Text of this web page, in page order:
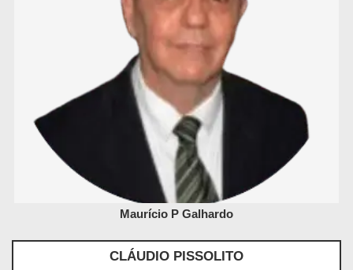
Maurício P Galhardo
CLÁUDIO PISSOLITO